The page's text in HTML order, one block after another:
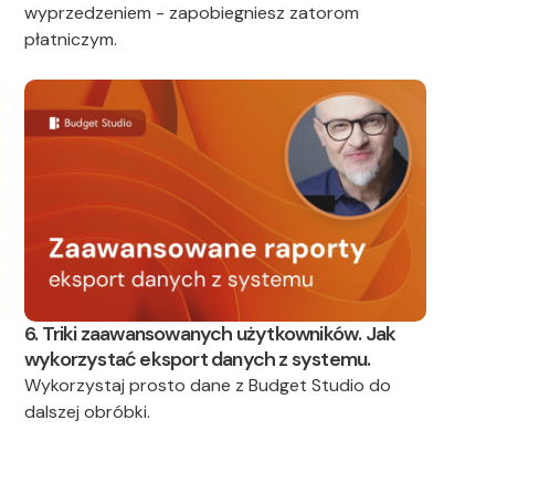
wyprzedzeniem - zapobiegniesz zatorom
płatniczym.
6. Triki zaawansowanych użytkowników. Jak
wykorzystać eksport danych z systemu.
Wykorzystaj prosto dane z Budget Studio do
dalszej obróbki.